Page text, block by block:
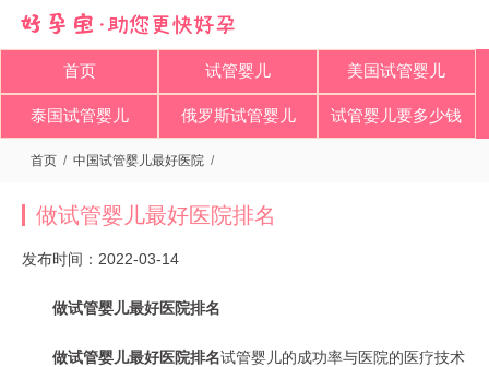
首页 试管婴儿 美国试管婴儿
泰国试管婴儿 俄罗斯试管婴儿 试管婴儿要多少钱
首页 / 中国试管婴儿最好医院 /
做试管婴儿最好医院排名
发布时间：2022-03-14
做试管婴儿最好医院排名
做试管婴儿最好医院排名试管婴儿的成功率与医院的医疗技术